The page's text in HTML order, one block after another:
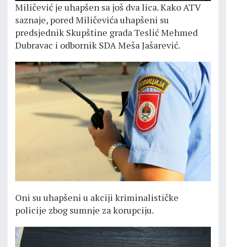
Miličević je uhapšen sa još dva lica. Kako ATV
saznaje, pored Miličevića uhapšeni su
predsjednik Skupštine grada Teslić Mehmed
Dubravac i odbornik SDA Meša Jašarević.
Oni su uhapšeni u akciji kriminalističke
policije zbog sumnje za korupciju.